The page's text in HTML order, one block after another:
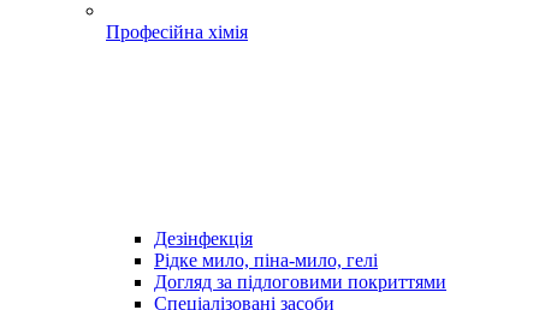
Професійна хімія
Дезінфекція
Рідке мило, піна-мило, гелі
Догляд за підлоговими покриттями
Спеціалізовані засоби